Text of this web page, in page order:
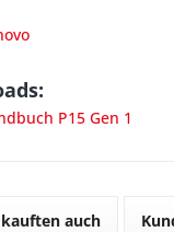
P15 Gen 1
auch